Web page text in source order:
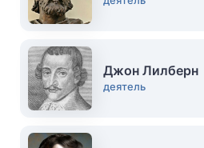
Джон Лилберн
деятель